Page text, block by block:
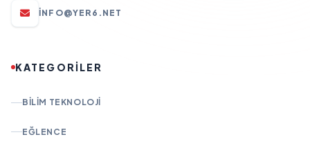
INFO@YER6.NET
KATEGORİLER
BILIM TEKNOLOJI
EĞLENCE